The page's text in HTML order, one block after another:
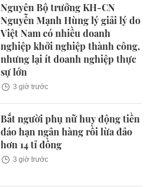
Nguyên Bộ trưởng KH-CN
Nguyễn Mạnh Hùng lý giải lý do
Việt Nam có nhiều doanh
nghiệp khởi nghiệp thành công,
nhưng lại ít doanh nghiệp thực
sự lớn
3 giờ trước
Bắt người phụ nữ huy động tiền
đáo hạn ngân hàng rồi lừa đảo
hơn 14 tỉ đồng
3 giờ trước